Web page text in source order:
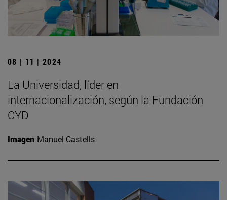
08 | 11 | 2024
La Universidad, líder en
internacionalización, según la Fundación
CYD
Imagen Manuel Castells